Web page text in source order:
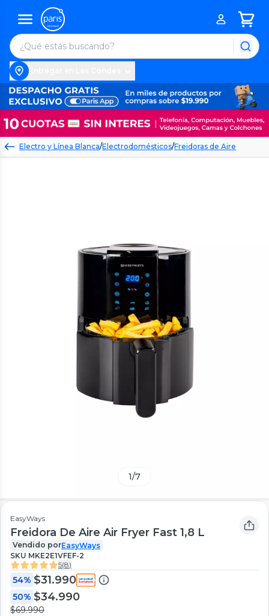
Electro y Línea Blanca/Electrodomésticos/Freidoras de Aire
1/7
EasyWays
Freidora De Aire Air Fryer Fast 1,8 L
Vendido porEasyWays
SKU MKE2E1VFEF-2
5(8)
54% $31.990
50% $34.990
$69.990